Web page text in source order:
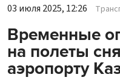
03 июля 2025, 12:26
Временные
на полеты
аэропорту